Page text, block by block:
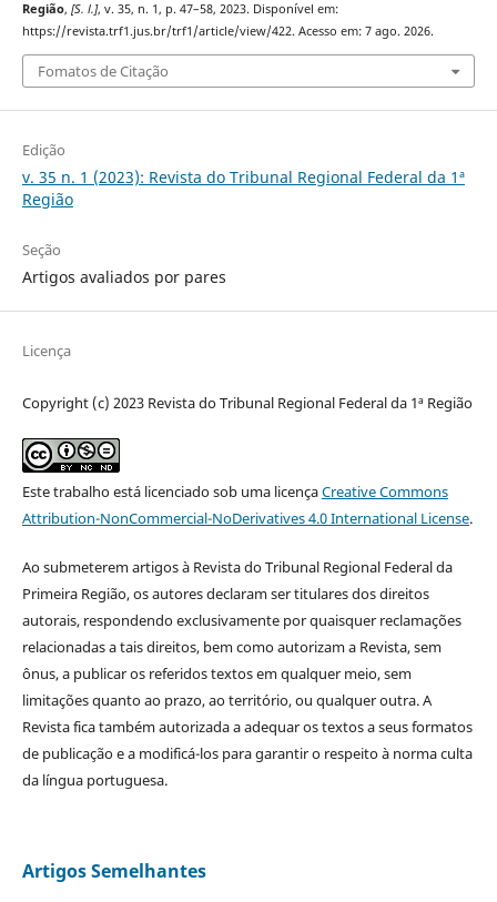
Região, [S. l.], v. 35, n. 1, p. 47–58, 2023. Disponível em:
https://revista.trf1.jus.br/trf1/article/view/422. Acesso em: 7 ago. 2026.
Fomatos de Citação
Edição
v. 35 n. 1 (2023): Revista do Tribunal Regional Federal da 1ª
Região
Seção
Artigos avaliados por pares
Licença
Copyright (c) 2023 Revista do Tribunal Regional Federal da 1ª Região
Este trabalho está licenciado sob uma licençaCreative Commons
Attribution-NonCommercial-NoDerivatives 4.0 International License.
Ao submeterem artigos à Revista do Tribunal Regional Federal da
Primeira Região, os autores declaram ser titulares dos direitos
autorais, respondendo exclusivamente por quaisquer reclamações
relacionadas a tais direitos, bem como autorizam a Revista, sem
ônus, a publicar os referidos textos em qualquer meio, sem
limitações quanto ao prazo, ao território, ou qualquer outra. A
Revista fica também autorizada a adequar os textos a seus formatos
de publicação e a modificá-los para garantir o respeito à norma culta
da língua portuguesa.
Artigos Semelhantes